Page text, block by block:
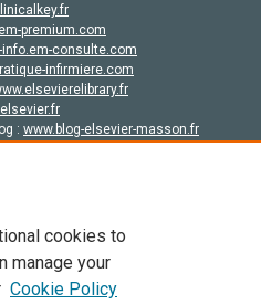
premium.com
info.em-consulte.com
infirmiere.com
: www.blog-elsevier-masson.fr
Tout les droits sont réservés,
cookies to
manage your
Cookie Policy